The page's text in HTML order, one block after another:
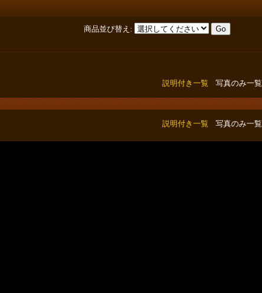
商品並び替え :
説明付き一覧 写真のみ一覧
説明付き一覧 写真のみ一覧